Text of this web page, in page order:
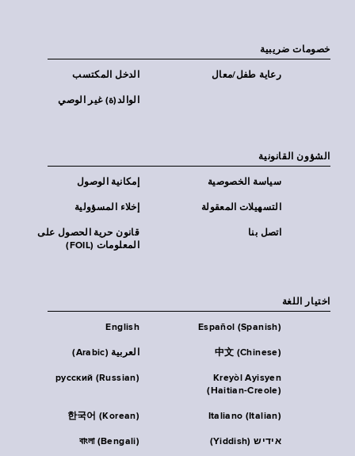
خصومات ضريبية
الدخل المكتسب رعاية طفل/معال
الوالد(ة) غير الوصي
الشؤون القانونية
إمكانية الوصول سياسة الخصوصية
إخلاء المسؤولية التسهيلات المعقولة
قانون حرية الحصول على
المعلومات (FOIL)
اتصل بنا
اختيار اللغة
English Español (Spanish)
العربية (Arabic) 中文 (Chinese)
русский (Russian)
Kreyòl Ayisyen
(Haitian-Creole)
한국어 (Korean) Italiano (Italian)
বাংলা (Bengali) אידיש (Yiddish)